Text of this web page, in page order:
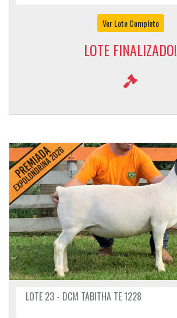
Ver Lote Completo
LOTE FINALIZADO!
LOTE 23 - DCM TABITHA TE 1228